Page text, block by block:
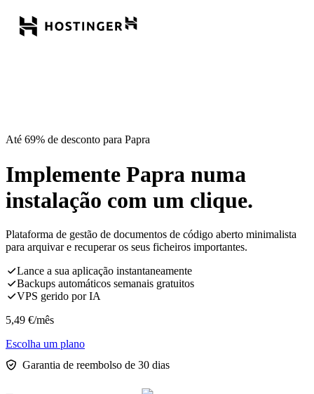
Até 69% de desconto para Papra
Implemente Papra numa
instalação com um clique.
Plataforma de gestão de documentos de código aberto minimalista
para arquivar e recuperar os seus ficheiros importantes.
Lance a sua aplicação instantaneamente
Backups automáticos semanais gratuitos
VPS gerido por IA
5,49 €/mês
Escolha um plano
Garantia de reembolso de 30 dias